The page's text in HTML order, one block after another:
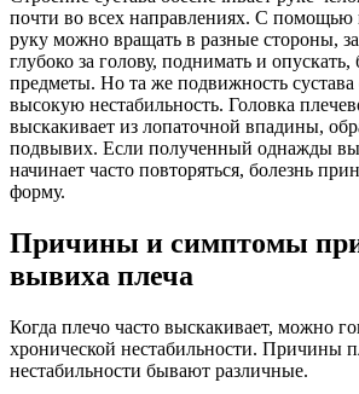
почти во всех направлениях. С помощью
руку можно вращать в разные стороны,
глубоко за голову, поднимать и
предметы. Но та же подвижность сустава
высокую нестабильность. Головка
выскакивает из лопаточной впадины,
подвывих. Если полученный однажды
начинает часто повторяться, болезнь
форму.
Причины и симптомы
вывиха плеча
Когда плечо часто выскакивает, можно
хронической нестабильности. Причины
нестабильности бывают различные.